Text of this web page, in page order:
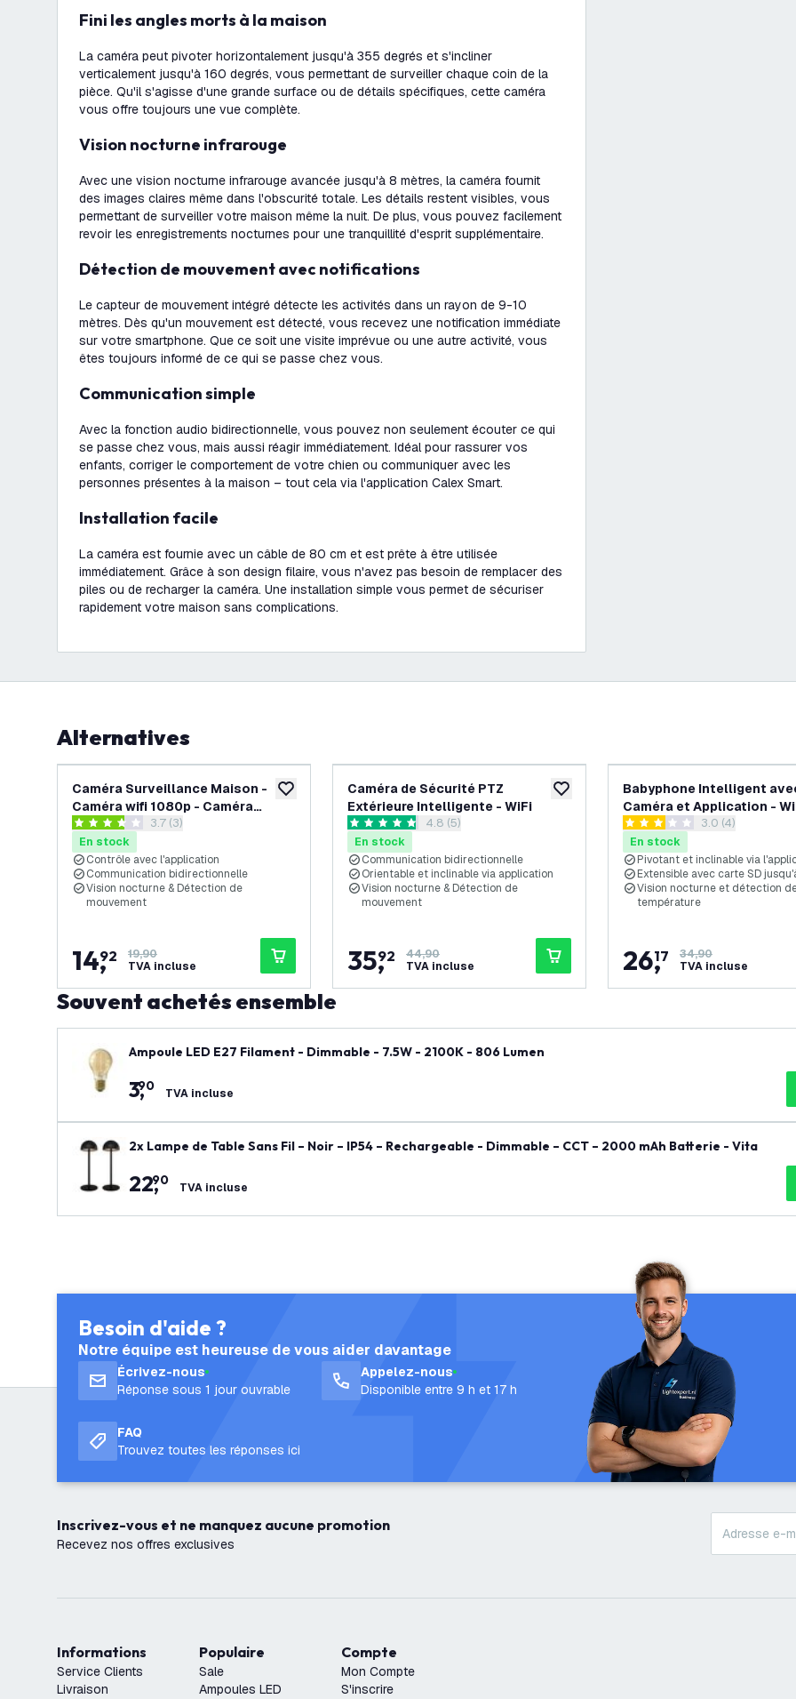
Fini les angles morts à la maison
La caméra peut pivoter horizontalement jusqu'à 355 degrés et s'incliner
verticalement jusqu'à 160 degrés, vous permettant de surveiller chaque coin de la
pièce. Qu'il s'agisse d'une grande surface ou de détails spécifiques, cette caméra
vous offre toujours une vue complète.
Vision nocturne infrarouge
Avec une vision nocturne infrarouge avancée jusqu'à 8 mètres, la caméra fournit
des images claires même dans l'obscurité totale. Les détails restent visibles, vous
permettant de surveiller votre maison même la nuit. De plus, vous pouvez facilement
revoir les enregistrements nocturnes pour une tranquillité d'esprit supplémentaire.
Détection de mouvement avec notifications
Le capteur de mouvement intégré détecte les activités dans un rayon de 9-10
mètres. Dès qu'un mouvement est détecté, vous recevez une notification immédiate
sur votre smartphone. Que ce soit une visite imprévue ou une autre activité, vous
êtes toujours informé de ce qui se passe chez vous.
Communication simple
Avec la fonction audio bidirectionnelle, vous pouvez non seulement écouter ce qui
se passe chez vous, mais aussi réagir immédiatement. Idéal pour rassurer vos
enfants, corriger le comportement de votre chien ou communiquer avec les
personnes présentes à la maison – tout cela via l'application Calex Smart.
Installation facile
La caméra est fournie avec un câble de 80 cm et est prête à être utilisée
immédiatement. Grâce à son design filaire, vous n'avez pas besoin de remplacer des
piles ou de recharger la caméra. Une installation simple vous permet de sécuriser
rapidement votre maison sans complications.
Alternatives
ajouter à la liste de souhaits
Caméra Surveillance Maison -
Caméra wifi 1080p - Caméra
Intérieur ouvrir le tiroir des avis
3.7 étoiles de notation
3.7 (3)
En stock
Contrôle avec l'application
Communication bidirectionnelle
Vision nocturne & Détection de
mouvement
14,
92
19,90
TVA incluse
ajouter à la liste de souhaits
Caméra de Sécurité PTZ
Extérieure Intelligente - WiFi
ouvrir le tiroir des avis
4.8 étoiles de notation
4.8 (5)
En stock
Communication bidirectionnelle
Orientable et inclinable via application
Vision nocturne & Détection de
mouvement
35,
92
44,90
TVA incluse
Babyphone Intelligent
Caméra et Application -
1080P - Caméra Bébé
ouvrir le tiroir des
3 étoiles de notation
3.0 (4)
En stock
Pivotant et inclinable via
Extensible avec carte SD
Vision nocturne et détection
température
26,
17
34,90
TVA incluse
Souvent achetés ensemble
Ampoule LED E27 Filament - Dimmable - 7.5W - 2100K - 806 Lumen
3,
90 TVA incluse
2x Lampe de Table Sans Fil – Noir – IP54 – Rechargeable - Dimmable – CCT – 2000 mAh Batterie - Vita
22,
90 TVA incluse
Besoin d'aide ?
Notre équipe est heureuse de vous aider davantage
Écrivez-nous
Réponse sous 1 jour ouvrable
Appelez-nous
Disponible entre 9 h et 17 h
FAQ
Trouvez toutes les réponses ici
Inscrivez-vous et ne manquez aucune promotion
Recevez nos offres exclusives
Informations
Service Clients
Livraison
Populaire
Sale
Ampoules LED
Compte
Mon Compte
S'inscrire